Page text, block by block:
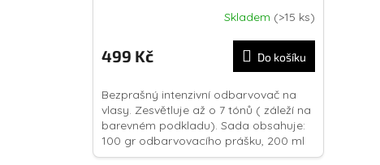
Skladem (>15 ks)
499 Kč Do košíku
Bezprašný intenzivní odbarvovač na
vlasy. Zesvětluje až o 7 tónů ( záleží na
barevném podkladu). Sada obsahuje:
100 gr odbarvovacího prášku, 200 ml
6% (20 Vol) emulze,...